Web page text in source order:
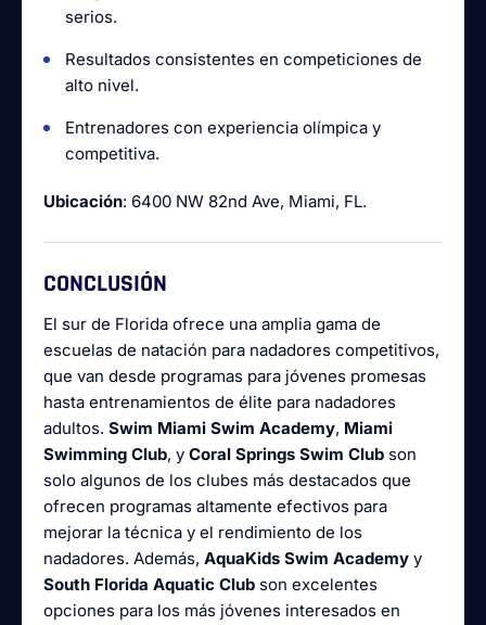
serios.
Resultados consistentes en competiciones de
alto nivel.
Entrenadores con experiencia olímpica y
competitiva.
Ubicación: 6400 NW 82nd Ave, Miami, FL.
CONCLUSIÓN
El sur de Florida ofrece una amplia gama de
escuelas de natación para nadadores competitivos,
que van desde programas para jóvenes promesas
hasta entrenamientos de élite para nadadores
adultos. Swim Miami Swim Academy, Miami
Swimming Club, y Coral Springs Swim Club son
solo algunos de los clubes más destacados que
ofrecen programas altamente efectivos para
mejorar la técnica y el rendimiento de los
nadadores. Además, AquaKids Swim Academy y
South Florida Aquatic Club son excelentes
opciones para los más jóvenes interesados en